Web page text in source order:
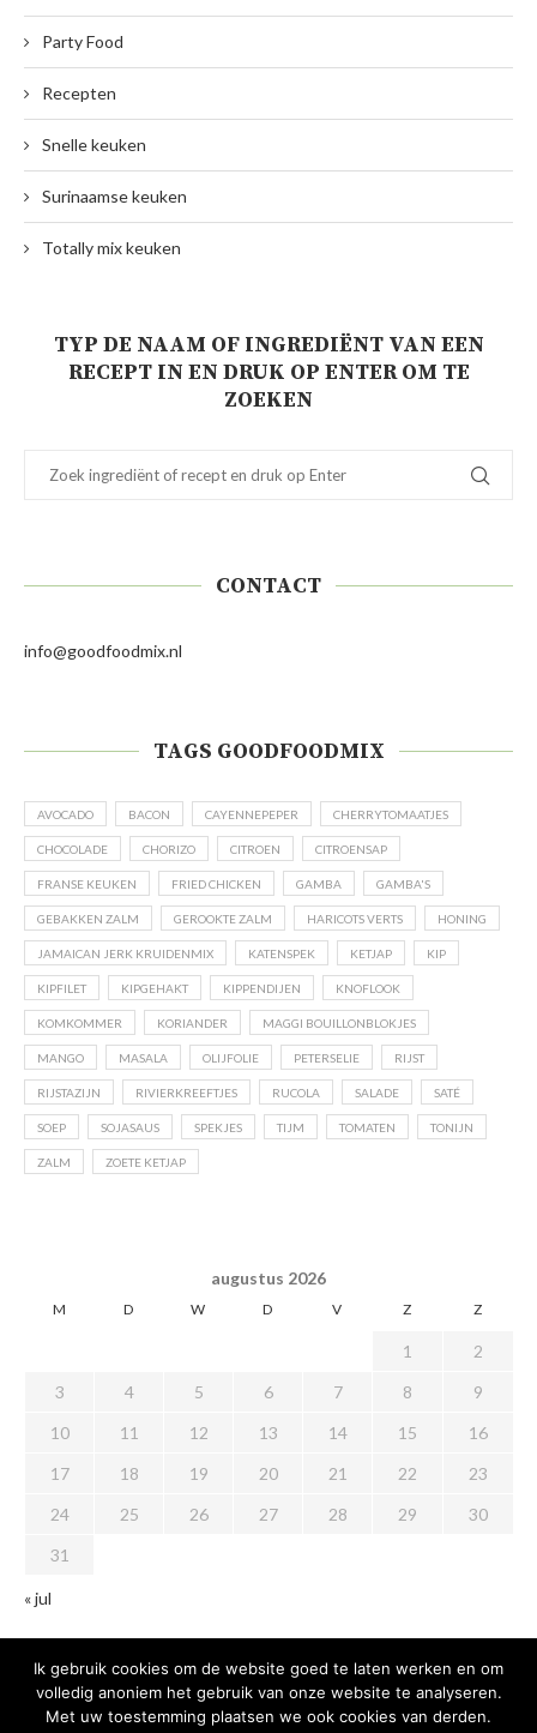
Party Food
Recepten
Snelle keuken
Surinaamse keuken
Totally mix keuken
TYP DE NAAM OF INGREDIËNT VAN EEN
RECEPT IN EN DRUK OP ENTER OM TE
ZOEKEN
CONTACT
info@goodfoodmix.nl
TAGS GOODFOODMIX
AVOCADO BACON CAYENNEPEPER CHERRYTOMAATJES
CHOCOLADE CHORIZO CITROEN CITROENSAP
FRANSE KEUKEN FRIED CHICKEN GAMBA GAMBA'S
GEBAKKEN ZALM GEROOKTE ZALM HARICOTS VERTS HONING
JAMAICAN JERK KRUIDENMIX KATENSPEK KETJAP KIP
KIPFILET KIPGEHAKT KIPPENDIJEN KNOFLOOK
KOMKOMMER KORIANDER MAGGI BOUILLONBLOKJES
MANGO MASALA OLIJFOLIE PETERSELIE RIJST
RIJSTAZIJN RIVIERKREEFTJES RUCOLA SALADE SATÉ
SOEP SOJASAUS SPEKJES TIJM TOMATEN TONIJN
ZALM ZOETE KETJAP
augustus 2026
M D W D V Z Z
1
2
3
4 5 6 7 8
9
10
11 12 13 14 15
16
17
18 19 20 21 22
23
24
25 26 27 28 29
30
31
« jul
Ik gebruik cookies om de website goed te laten werken en om
volledig anoniem het gebruik van onze website te analyseren.
Met uw toestemming plaatsen we ook cookies van derden.